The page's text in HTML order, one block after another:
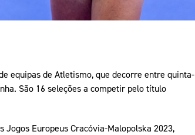
equipas de Atletismo, que decorre entre quinta-
São 16 seleções a competir pelo título
Europeus Cracóvia-Malopolska 2023,